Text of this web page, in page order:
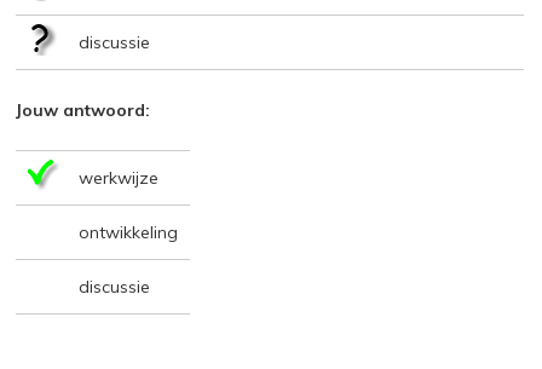
discussie
Jouw antwoord:
werkwijze
ontwikkeling
discussie